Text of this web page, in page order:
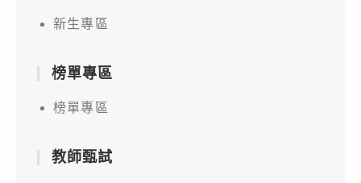
新生專區
榜單專區
榜單專區
教師甄試